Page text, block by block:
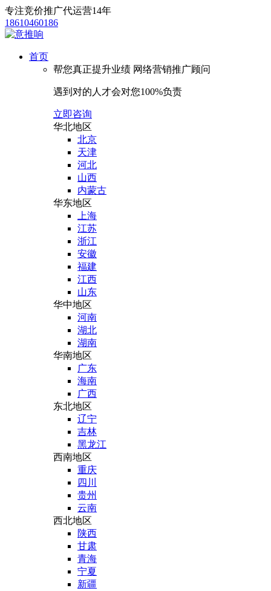
专注竞价推广代运营14年
18610460186
首页
帮您真正提升业绩 网络营销推广顾问
遇到对的人才会对您100%负责
立即咨询
华北地区
北京
天津
河北
山西
内蒙古
华东地区
上海
江苏
浙江
安徽
福建
江西
山东
华中地区
河南
湖北
湖南
华南地区
广东
海南
广西
东北地区
辽宁
吉林
黑龙江
西南地区
重庆
四川
贵州
云南
西北地区
陕西
甘肃
青海
宁夏
新疆